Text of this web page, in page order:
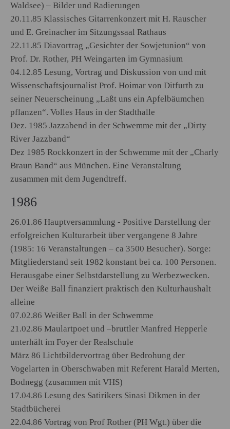
Waldsee) – Bilder und Radierungen
20.11.85 Klassisches Gitarrenkonzert mit H. Rauscher
und E. Greinacher im Sitzungssaal Rathaus
22.11.85 Diavortrag „Gesichter der Sowjetunion“ von
Prof. Dr. Rother, PH Weingarten im Gymnasium
04.12.85 Lesung, Vortrag und Diskussion von und mit
Wissenschaftsjournalist Prof. Hoimar von Ditfurth zu
seiner Neuerscheinung „Laßt uns ein Apfelbäumchen
pflanzen“. Volles Haus in der Stadthalle
Dez. 1985 Jazzabend in der Schwemme mit der „Dirty
River Jazzband“
Dez 1985 Rockkonzert in der Schwemme mit der „Charly
Braun Band“ aus München. Eine Veranstaltung
zusammen mit dem Jugendtreff.
1986
26.01.86 Hauptversammlung - Positive Darstellung der
erfolgreichen Kulturarbeit über vergangene 8 Jahre
(1985: 16 Veranstaltungen – ca 3500 Besucher). Sorge:
Mitgliederstand seit 1982 konstant bei ca. 100 Personen.
Herausgabe einer Selbstdarstellung zu Werbezwecken.
Der Weiße Ball finanziert praktisch den Kulturhaushalt
alleine
07.02.86 Weißer Ball in der Schwemme
21.02.86 Maulartpoet und –bruttler Manfred Hepperle
unterhält im Foyer der Realschule
März 86 Lichtbildervortrag über Bedrohung der
Vogelarten in Oberschwaben mit Referent Harald Merten,
Bodnegg (zusammen mit VHS)
17.04.86 Lesung des Satirikers Sinasi Dikmen in der
Stadtbücherei
22.04.86 Vortrag von Prof Rother (PH Wgt.) über die